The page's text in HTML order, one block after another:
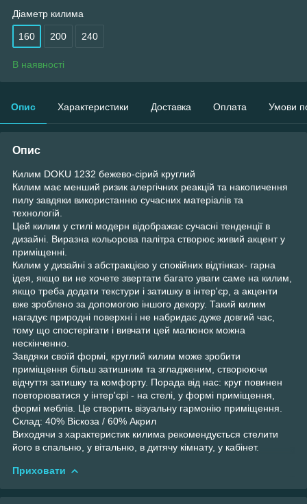
Діаметр килима
160 200 240
В наявності
Опис Характеристики Доставка Оплата Умови
Опис
Килим DOKU 1232 бежево-сірий круглий
Килим має менший ризик алергічних реакцій та накопичення
пилу завдяки використанню сучасних матеріалів та
технологій.
Цей килим у стилі модерн відображає сучасні тенденції в
дизайні. Виразна кольорова палітра створює живий акцент у
приміщенні.
Килим у дизайні з абстракцією у спокійних відтінках- гарна
ідея, якщо ви не хочете звертати багато уваги саме на килим,
якщо треба додати текстури і затишку в інтер'єр, а акценти
вже зроблено за допомогою іншого декору. Такий килим
нагадує природні поверхні і не набридає дуже довгий час,
тому що спостерігати і вивчати цей малюнок можна
нескінченно.
Завдяки своїй формі, круглий килим може зробити
приміщення більш затишним та згладженим, створюючи
відчуття затишку та комфорту. Порада від нас: круг повинен
повторюватися у інтер'єрі - на стелі, у формі приміщення,
формі меблів. Це створить візуальну гармонію приміщення.
Склад: 40% Віскоза / 60% Акрил
Виходячи з характеристик килима рекомендується стелити
його в спальню, у вітальню, в дитячу кімнату, у кабінет.
Приховати